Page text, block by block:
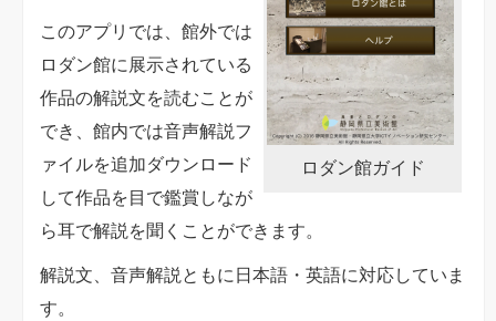
プ
リ
ス
ト
ア
で
公
開
ロダン館ガイド
このアプリでは、館外では
ロダン館に展示されている
作品の解説文を読むことが
でき、館内では音声解説フ
ァイルを追加ダウンロード
して作品を目で鑑賞しなが
ら耳で解説を聞くことができます。
解説文、音声解説ともに日本語・英語に対応していま
す。